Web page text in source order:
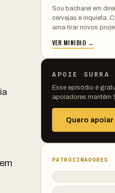
Sou bacharel em
cervejas e inquieta.
ama tirar novos
VER MINIBIO →
APOIE SURRA
Esse episódio é
apoiadores mantêm
Quero apoiar
PATROCINADORES